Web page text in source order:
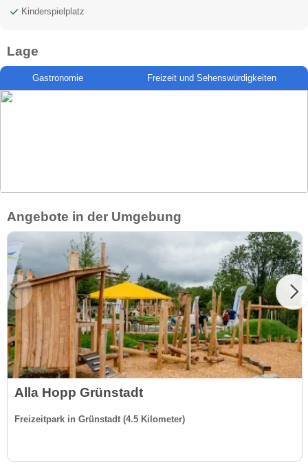
Kinderspielplatz
Lage
Gastronomie Freizeit und Sehenswürdigkeiten
Angebote in der Umgebung
Alla Hopp Grünstadt
Freizeitpark in Grünstadt (4.5 Kilometer)